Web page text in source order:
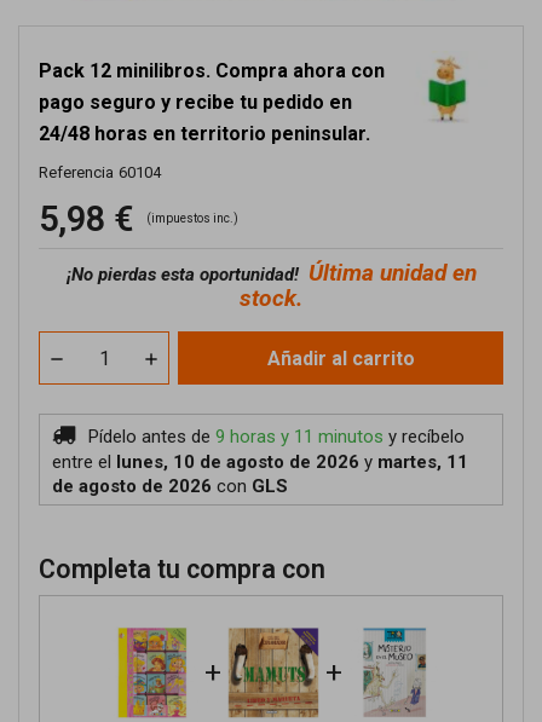
Pack 12 minilibros. Compra ahora con
pago seguro y recibe tu pedido en
24/48 horas en territorio peninsular.
Referencia 60104
5,98 € (impuestos inc.)
¡No pierdas esta oportunidad! Última unidad en
stock.
Añadir al carrito
Pídelo antes de 9 horas y 11 minutos y recíbelo
entre el lunes, 10 de agosto de 2026 y martes, 11
de agosto de 2026 con GLS
Completa tu compra con
+ +